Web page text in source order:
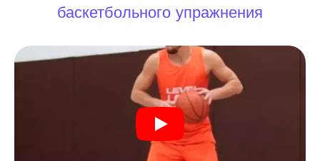
баскетбольного упражнения